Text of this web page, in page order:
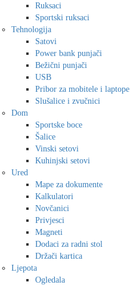
Ruksaci
Sportski ruksaci
Tehnologija
Satovi
Power bank punjači
Bežični punjači
USB
Pribor za mobitele i laptope
Slušalice i zvučnici
Dom
Sportske boce
Šalice
Vinski setovi
Kuhinjski setovi
Ured
Mape za dokumente
Kalkulatori
Novčanici
Privjesci
Magneti
Dodaci za radni stol
Držači kartica
Ljepota
Ogledala